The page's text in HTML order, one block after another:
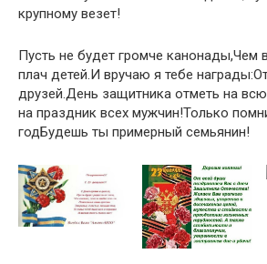
крупному везет!
Пусть не будет громче канонады,Чем
плач детей.И вручаю я тебе
друзей.День защитника отметь на
на праздник всех мужчин!Только
годБудешь ты примерный семьянин!